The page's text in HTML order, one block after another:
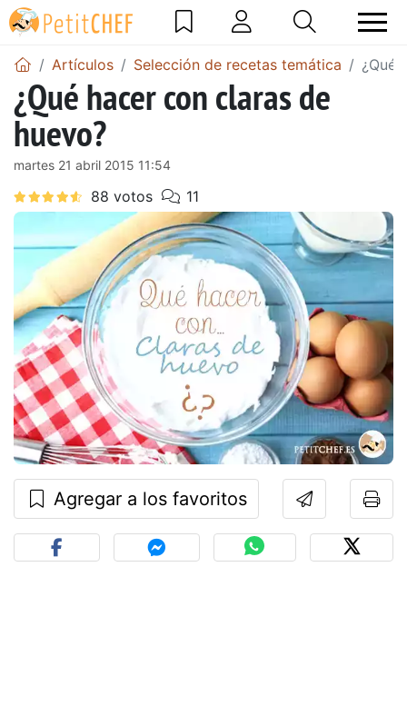
Artículos Selección de recetas temática ¿Qué
¿Qué hacer con claras de
huevo?
martes 21 abril 2015 11:54
Agregar a los favoritos